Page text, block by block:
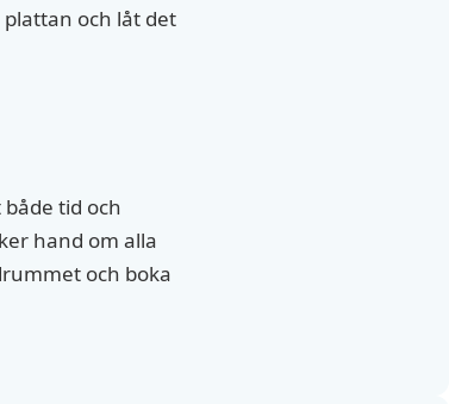
och låt det
tid och
hand om alla
och boka